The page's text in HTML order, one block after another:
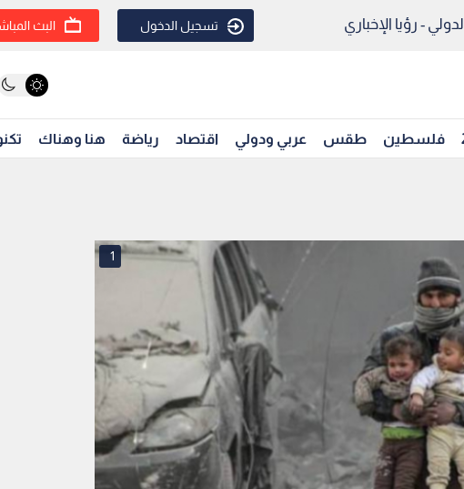
- رؤيا الإخباري تسجيل الدخول البث
فلسطين طقس عربي ودولي اقتصاد رياضة هنا وهناك
1